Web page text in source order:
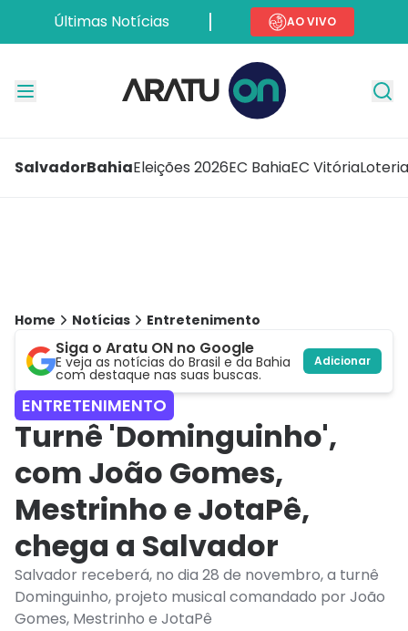
Últimas Notícias AO VIVO
SalvadorBahiaEleições 2026EC BahiaEC Vitória
Home Notícias Entretenimento
Siga o Aratu ON no Google
E veja as notícias do Brasil e da Bahia
com destaque nas suas buscas.
Adicionar
ENTRETENIMENTO
Turnê 'Dominguinho',
com João Gomes,
Mestrinho e JotaPê,
chega a Salvador
Salvador receberá, no dia 28 de novembro, a turnê
Dominguinho, projeto musical comandado por João
Gomes, Mestrinho e JotaPê